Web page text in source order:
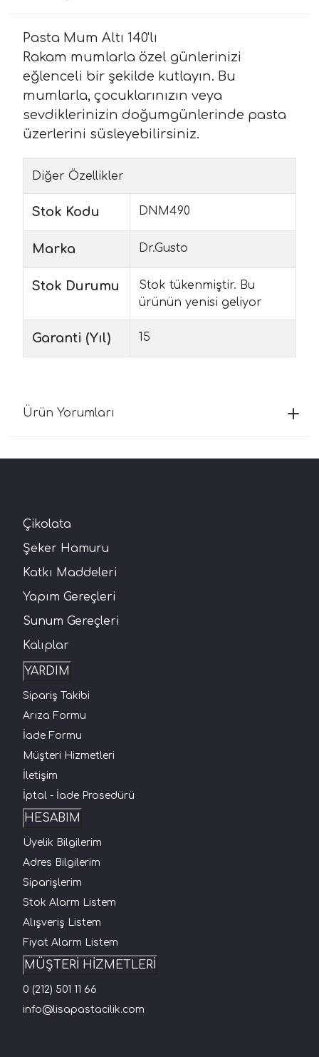
Pasta Mum Altı 140'lı
Rakam mumlarla özel günlerinizi
eğlenceli bir şekilde kutlayın. Bu
mumlarla, çocuklarınızın veya
sevdiklerinizin doğumgünlerinde pasta
üzerlerini süsleyebilirsiniz.
Diğer Özellikler
Stok Kodu DNM490
Marka Dr.Gusto
Stok Durumu
Stok tükenmiştir. Bu
ürünün yenisi geliyor
Garanti (Yıl) 15
Ürün Yorumları
Çikolata
Şeker Hamuru
Katkı Maddeleri
Yapım Gereçleri
Sunum Gereçleri
Kalıplar
YARDIM
Sipariş Takibi
Arıza Formu
İade Formu
Müşteri Hizmetleri
İletişim
İptal - İade Prosedürü
HESABIM
Üyelik Bilgilerim
Adres Bilgilerim
Siparişlerim
Stok Alarm Listem
Alışveriş Listem
Fiyat Alarm Listem
MÜŞTERİ HİZMETLERİ
0 (212) 501 11 66
info@lisapastacilik.com